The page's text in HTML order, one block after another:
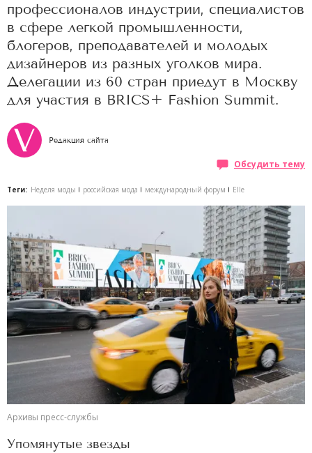
профессионалов индустрии, специалистов
в сфере легкой промышленности,
блогеров, преподавателей и молодых
дизайнеров из разных уголков мира.
Делегации из 60 стран приедут в Москву
для участия в BRICS+ Fashion Summit.
Редакция сайта
Обсудить тему
Теги: Неделя моды российская мода международный форум Elle
Архивы пресс-службы
Упомянутые звезды